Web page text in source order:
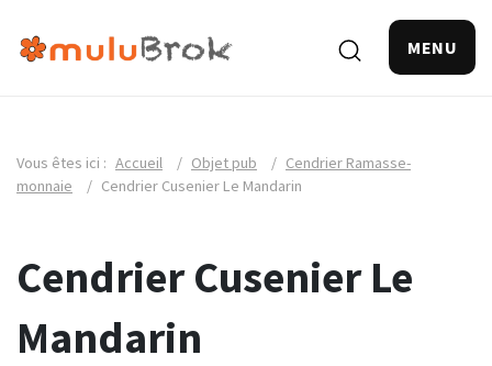
MENU
Vous êtes ici : Accueil / Objet pub / Cendrier Ramasse-
monnaie
/ Cendrier Cusenier Le Mandarin
Cendrier Cusenier Le
Mandarin